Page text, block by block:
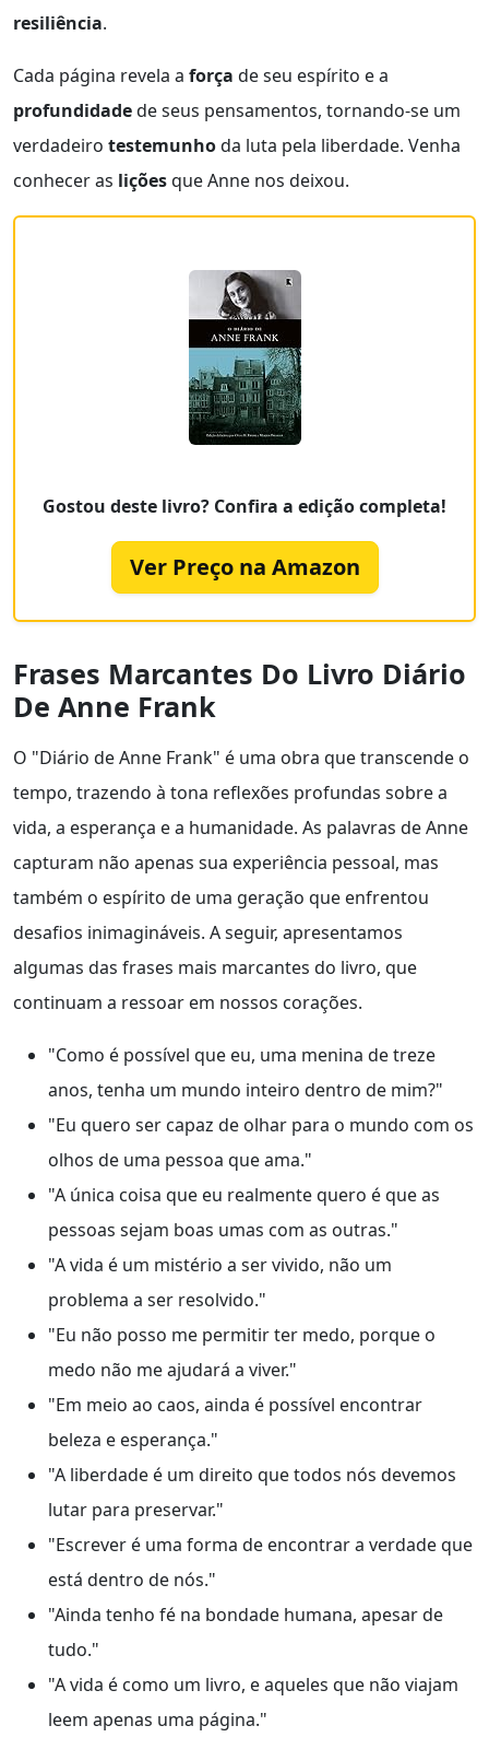
resiliência.
Cada página revela a força de seu espírito e a
profundidadede seus pensamentos, tornando-se um
verdadeiro testemunhoda luta pela liberdade. Venha
conhecer as liçõesque Anne nos deixou.
Gostou deste livro? Confira a edição completa!
Ver Preço na Amazon
Frases Marcantes Do Livro Diário
De Anne Frank
O "Diário de Anne Frank" é uma obra que transcende o
tempo, trazendo à tona reflexões profundas sobre a
vida, a esperança e a humanidade. As palavras de Anne
capturam não apenas sua experiência pessoal, mas
também o espírito de uma geração que enfrentou
desafios inimagináveis. A seguir, apresentamos
algumas das frases mais marcantes do livro, que
continuam a ressoar em nossos corações.
"Como é possível que eu, uma menina de treze
anos, tenha um mundo inteiro dentro de mim?"
"Eu quero ser capaz de olhar para o mundo com os
olhos de uma pessoa que ama."
"A única coisa que eu realmente quero é que as
pessoas sejam boas umas com as outras."
"A vida é um mistério a ser vivido, não um
problema a ser resolvido."
"Eu não posso me permitir ter medo, porque o
medo não me ajudará a viver."
"Em meio ao caos, ainda é possível encontrar
beleza e esperança."
"A liberdade é um direito que todos nós devemos
lutar para preservar."
"Escrever é uma forma de encontrar a verdade que
está dentro de nós."
"Ainda tenho fé na bondade humana, apesar de
tudo."
"A vida é como um livro, e aqueles que não viajam
leem apenas uma página."